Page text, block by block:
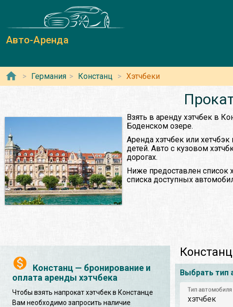
Авто-Аренда
Германия Констанц Хэтчбеки
Взять в аренду хэтчбек в
Боденском озере.
Аренда хэтчбек или
детей. Авто с кузовом
дорогах.
Ниже предоставлен список
списка доступных
Констанц — бронирование и
оплата аренды хэтчбека
Чтобы взять напрокат хэтчбек в Констанце
Вам необходимо запросить наличие
Выбрать тип
Тип автомобиля
хэтчбек